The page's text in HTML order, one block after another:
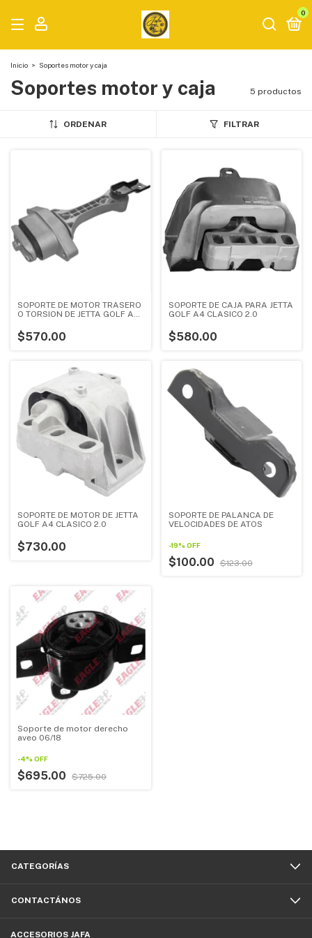
0
Inicio > Soportes motor y caja
Soportes motor y caja 5 productos
ORDENAR FILTRAR
SOPORTE DE MOTOR TRASERO
O TORSION DE JETTA GOLF A4
$570.00
SOPORTE DE CAJA PARA JETTA
GOLF A4 CLASICO 2.0
$580.00
SOPORTE DE MOTOR DE JETTA
GOLF A4 CLASICO 2.0
$730.00
SOPORTE DE PALANCA DE
VELOCIDADES DE ATOS
-19% OFF
$100.00 $123.00
Soporte de motor derecho
aveo 06/18
-4% OFF
$695.00 $725.00
CATEGORÍAS
CONTACTÁNOS
ACCESORIOS JAFA